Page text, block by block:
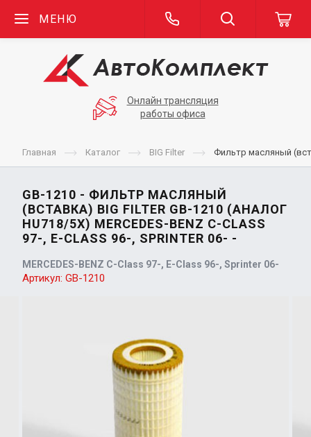
МЕНЮ
Онлайн трансляция
работы офиса
Главная Каталог BIG Filter Фильтр масляный
GB-1210 - ФИЛЬТР МАСЛЯНЫЙ
(ВСТАВКА) BIG FILTER GB-1210 (АНАЛОГ
HU718/5X) MERCEDES-BENZ C-CLASS
97-, E-CLASS 96-, SPRINTER 06- -
MERCEDES-BENZ C-Class 97-, E-Class 96-, Sprinter 06-
Артикул: GB-1210